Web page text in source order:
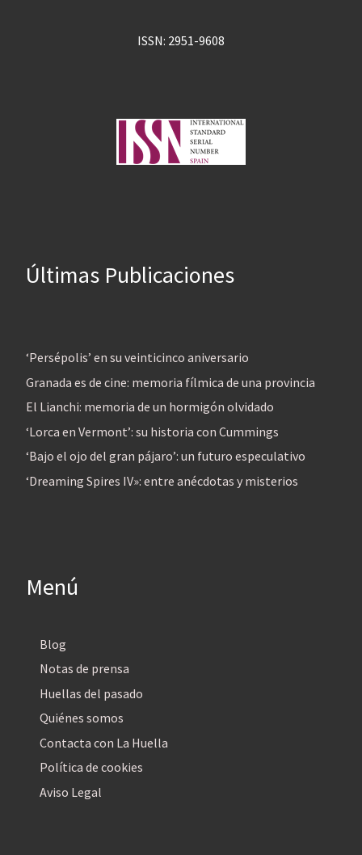
ISSN: 2951-9608
Últimas Publicaciones
‘Persépolis’ en su veinticinco aniversario
Granada es de cine: memoria fílmica de una provincia
El Lianchi: memoria de un hormigón olvidado
‘Lorca en Vermont’: su historia con Cummings
‘Bajo el ojo del gran pájaro’: un futuro especulativo
‘Dreaming Spires IV»: entre anécdotas y misterios
Menú
Blog
Notas de prensa
Huellas del pasado
Quiénes somos
Contacta con La Huella
Política de cookies
Aviso Legal